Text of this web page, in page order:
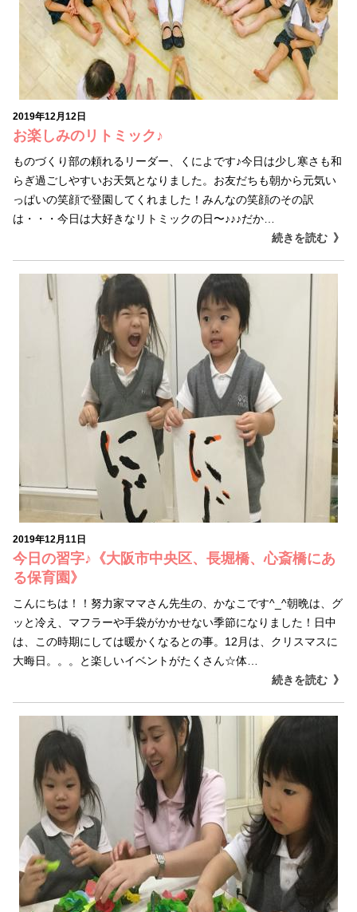
2019年12月12日
お楽しみのリトミック♪
ものづくり部の頼れるリーダー、くによです♪今日は少し寒さも和
らぎ過ごしやすいお天気となりました。お友だちも朝から元気い
っぱいの笑顔で登園してくれました！みんなの笑顔のその訳
は・・・今日は大好きなリトミックの日〜♪♪♪だか…
続きを読む
2019年12月11日
今日の習字♪《大阪市中央区、長堀橋、心斎橋にあ
る保育園》
こんにちは！！努力家ママさん先生の、かなこです^_^朝晩は、グ
ッと冷え、マフラーや手袋がかかせない季節になりました！日中
は、この時期にしては暖かくなるとの事。12月は、クリスマスに
大晦日。。。と楽しいイベントがたくさん☆体…
続きを読む